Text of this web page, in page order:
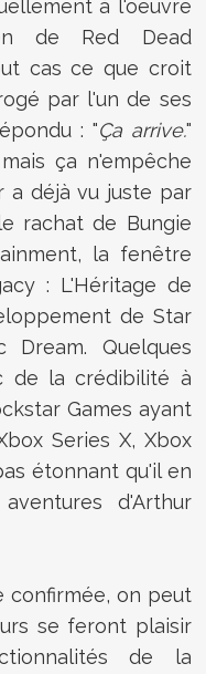
à l'oeuvre
de Red Dead
cas ce que croit
par l'un de ses
: "Ça arrive."
ça n'empêche
a déjà vu juste par
rachat de Bungie
la fenêtre
: L'Héritage de
de Star
Dream. Quelques
de la crédibilité à
Games ayant
Series X, Xbox
étonnant qu'il en
d'Arthur
confirmée, on peut
se feront plaisir
de la